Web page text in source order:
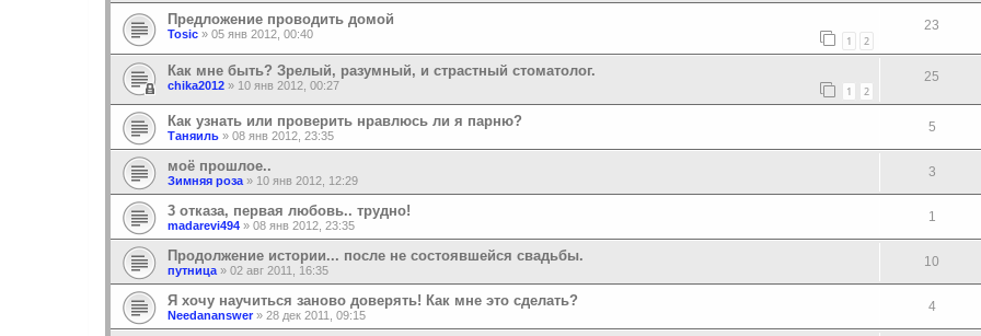
Предложение проводить домой
Tosic » 05 янв 2012, 00:40 1 2
23
Как мне быть? Зрелый, разумный, и страстный стоматолог.
chika2012 » 10 янв 2012, 00:27 1 2
25
Как узнать или проверить нравлюсь ли я парню?
Таняиль » 08 янв 2012, 23:35
5
моё прошлое..
Зимняя роза » 10 янв 2012, 12:29
3
3 отказа, первая любовь.. трудно!
madarevi494 » 08 янв 2012, 23:35
1
Продолжение истории... после не состоявшейся свадьбы.
путница » 02 авг 2011, 16:35
10
Я хочу научиться заново доверять! Как мне это сделать?
Needananswer» 28 дек 2011, 09:15
4